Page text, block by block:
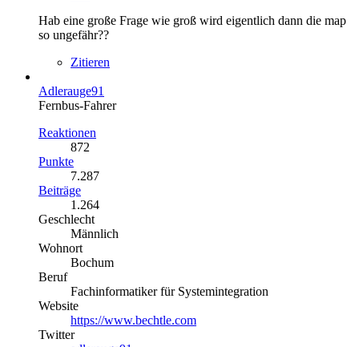
Hab eine große Frage wie groß wird eigentlich dann die map
so ungefähr??
Zitieren
Adlerauge91
Fernbus-Fahrer
Reaktionen
872
Punkte
7.287
Beiträge
1.264
Geschlecht
Männlich
Wohnort
Bochum
Beruf
Fachinformatiker für Systemintegration
Website
https://www.bechtle.com
Twitter